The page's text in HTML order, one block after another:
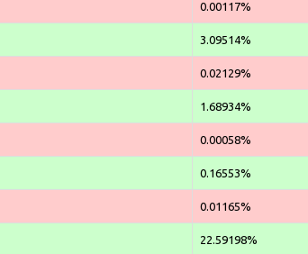
0.00117%
3.09514%
0.02129%
1.68934%
0.00058%
0.16553%
0.01165%
22.59198%